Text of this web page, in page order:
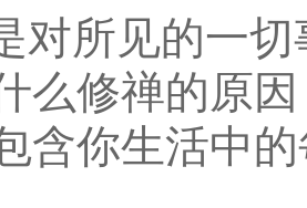
对所见的一
么修禅的原
含你生活中